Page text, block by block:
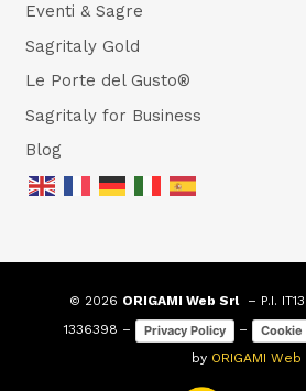
Eventi & Sagre
Sagritaly Gold
Le Porte del Gusto®
Sagritaly for Business
Blog
© 2026 ORIGAMI Web Srl– P.I.
1336398 –
Privacy Policy – Cookie
by ORIGAMI Web